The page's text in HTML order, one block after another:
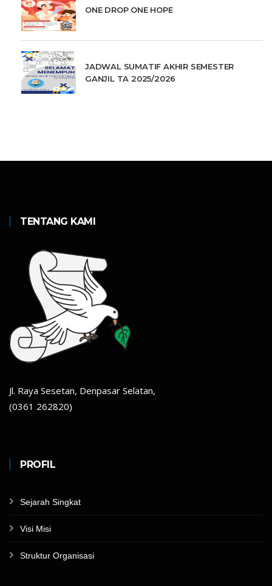
ONE DROP ONE HOPE
JADWAL SUMATIF AKHIR SEMESTER
GANJIL TA 2025/2026
TENTANG KAMI
Jl. Raya Sesetan, Denpasar Selatan,
(0361 262820)
PROFIL
Sejarah Singkat
Visi Misi
Struktur Organisasi